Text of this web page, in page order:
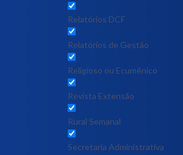
Relatórios DCF
Relatórios de Gestão
Religioso ou Ecumênico
Revista Extensão
Rural Semanal
Secretaria Administrativa